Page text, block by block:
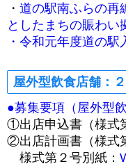
・ 道の駅南ふらの再
としたまちの賑わい
・令和元年度道の駅
屋外型飲食店舗：
●募集要項（屋外型
①出店申込書（様式
②出店計画書（様式
様式第２号別紙：